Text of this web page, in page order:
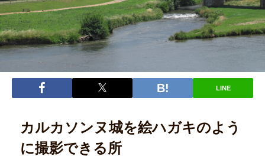
LINE
カルカソンヌ城を絵ハガキのよう
に撮影できる所